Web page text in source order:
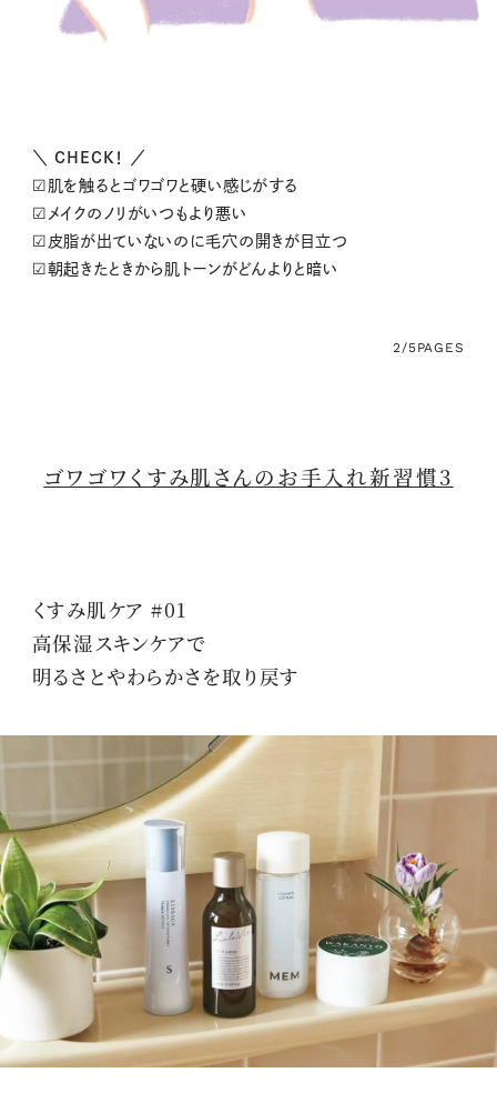
＼ CHECK！ ／
☑︎肌を触るとゴワゴワと硬い感じがする
☑︎メイクのノリがいつもより悪い
☑︎皮脂が出ていないのに毛穴の開きが目立つ
☑︎朝起きたときから肌トーンがどんよりと暗い
2/5PAGES
ゴワゴワくすみ肌さんのお手入れ新習慣3
くすみ肌ケア #01
高保湿スキンケアで
明るさとやわらかさを取り戻す